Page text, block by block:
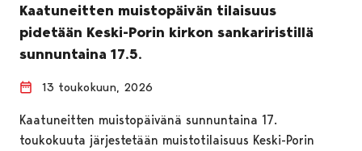
Kaatuneitten muistopäivän tilaisuus
pidetään Keski-Porin kirkon sankariristillä
sunnuntaina 17.5.
13 toukokuun, 2026
Kaatuneitten muistopäivänä sunnuntaina 17.
toukokuuta järjestetään muistotilaisuus Keski-Porin